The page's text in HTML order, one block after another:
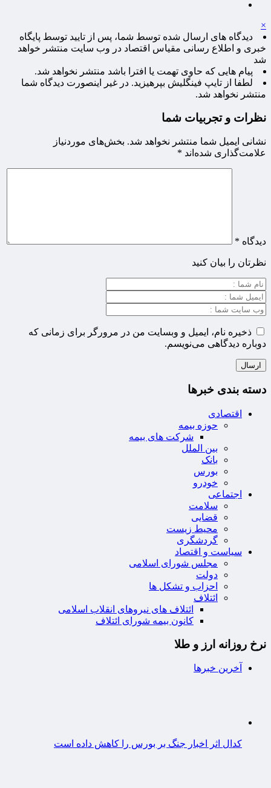
×
دیدگاه های ارسال شده توسط شما، پس از تایید توسط پایگاه
خبری و اطلاع رسانی مقیاس اقتصاد در وب سایت منتشر خواهد
شد
پیام هایی که حاوی تهمت یا افترا باشد منتشر نخواهد شد.
لطفا از تایپ فینگلیش بپرهیزید. در غیر اینصورت دیدگاه شما
منتشر نخواهد شد.
نظرات و تجربیات شما
نشانی ایمیل شما منتشر نخواهد شد. بخش‌های موردنیاز
علامت‌گذاری شده‌اند *
دیدگاه *
نظرتان را بیان کنید
ذخیره نام، ایمیل و وبسایت من در مرورگر برای زمانی که
دوباره دیدگاهی می‌نویسم.
دسته بندی خبرها
اقتصادی
حوزه بیمه
شرکت های بیمه
بین الملل
بانک
بورس
خودرو
اجتماعی
سلامت
قضایی
محیط زیست
گردشگری
سیاست و اقتصاد
مجلس شورای اسلامی
دولت
احزاب و تشکل ها
ائتلاف
ائتلاف های نیروهای انقلاب اسلامی
کانون بیمه شورای ائتلاف
نرخ روزانه ارز و طلا
آخرین خبرها
کدال اثر اخبار جنگ بر بورس را کاهش داده است